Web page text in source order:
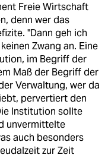
Freie Wirtschaft
denn wer das
"Dann geh ich
Zwang an. Eine
im Begriff der
Maß der Begriff der
Verwaltung, wer da
pervertiert den
Institution sollte
unvermittelte
auch besonders
zur Zeit